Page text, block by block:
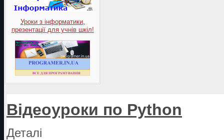
Уроки з інформатики,
презентації для учнів шкіл!
Відеоуроки по Python
Деталі